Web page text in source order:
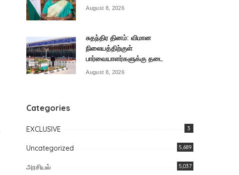
August 8, 2026
சுதந்திர தினம்: விமான
நிலையத்திற்குள்
பார்வையாளர்களுக்கு தடை
August 8, 2026
Categories
EXCLUSIVE 3
Uncategorized 5,689
அரசியல் 5,037